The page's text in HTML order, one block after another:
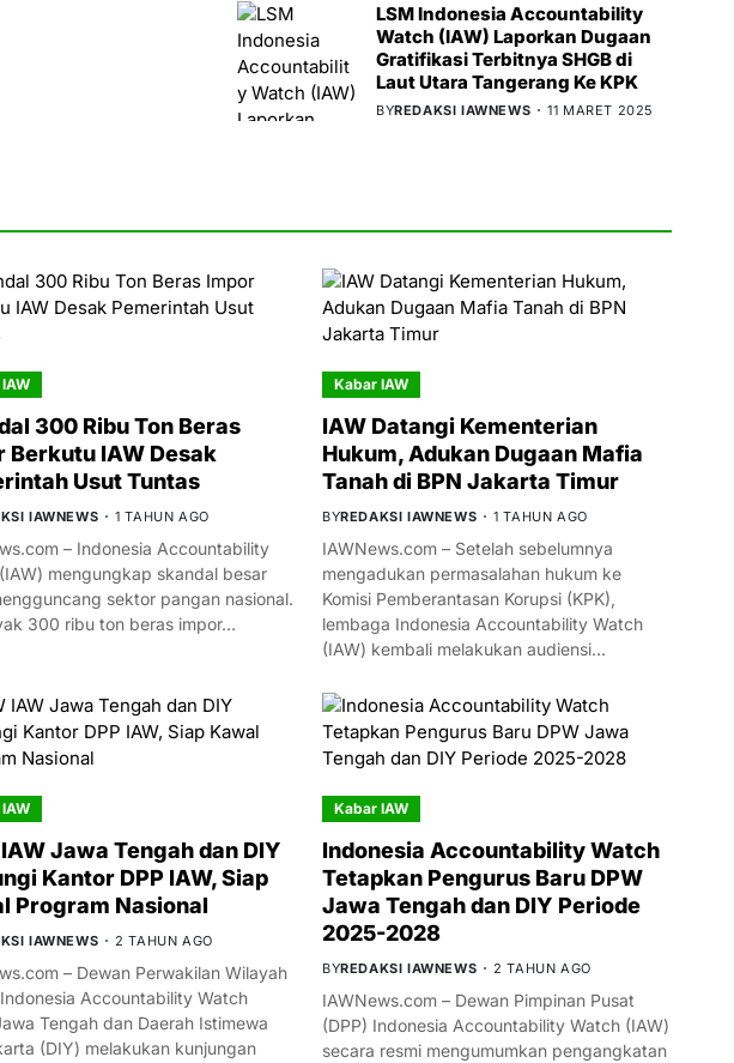
LSM Indonesia Accountability
Watch (IAW) Laporkan Dugaan
Gratifikasi Terbitnya SHGB di
Laut Utara Tangerang Ke KPK
BYREDAKSI IAWNEWS 11 MARET 2025
300 Ribu Ton Beras
Berkutu IAW Desak
Usut Tuntas
IAWNEWS 1 TAHUN AGO
– Indonesia Accountability
mengungkap skandal besar
sektor pangan nasional.
300 ribu ton beras impor…
Kabar IAW
IAW Datangi Kementerian
Hukum, Adukan Dugaan Mafia
Tanah di BPN Jakarta Timur
BYREDAKSI IAWNEWS 1 TAHUN AGO
IAWNews.com – Setelah sebelumnya
mengadukan permasalahan hukum ke
Komisi Pemberantasan Korupsi (KPK),
lembaga Indonesia Accountability Watch
(IAW) kembali melakukan audiensi…
Jawa Tengah dan DIY
Kantor DPP IAW, Siap
Program Nasional
IAWNEWS 2 TAHUN AGO
– Dewan Perwakilan Wilayah
Accountability Watch
Tengah dan Daerah Istimewa
(DIY) melakukan kunjungan
Kabar IAW
Indonesia Accountability Watch
Tetapkan Pengurus Baru DPW
Jawa Tengah dan DIY Periode
2025-2028
BYREDAKSI IAWNEWS 2 TAHUN AGO
IAWNews.com – Dewan Pimpinan Pusat
(DPP) Indonesia Accountability Watch (IAW)
secara resmi mengumumkan pengangkatan